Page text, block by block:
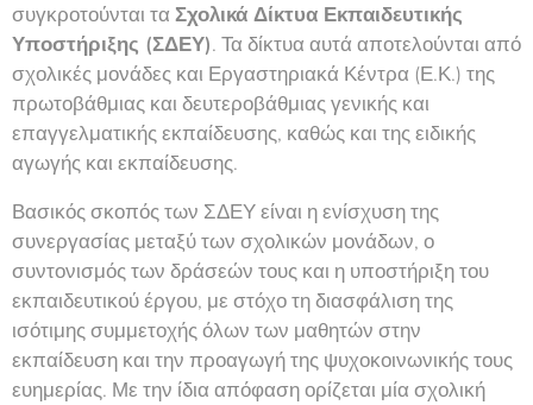
συγκροτούνται τα Σχολικά Δίκτυα Εκπαιδευτικής
Υποστήριξης (ΣΔΕΥ). Τα δίκτυα αυτά αποτελούνται από
σχολικές μονάδες και Εργαστηριακά Κέντρα (Ε.Κ.) της
πρωτοβάθμιας και δευτεροβάθμιας γενικής και
επαγγελματικής εκπαίδευσης, καθώς και της ειδικής
αγωγής και εκπαίδευσης.
Βασικός σκοπός των ΣΔΕΥ είναι η ενίσχυση της
συνεργασίας μεταξύ των σχολικών μονάδων, ο
συντονισμός των δράσεών τους και η υποστήριξη του
εκπαιδευτικού έργου, με στόχο τη διασφάλιση της
ισότιμης συμμετοχής όλων των μαθητών στην
εκπαίδευση και την προαγωγή της ψυχοκοινωνικής τους
ευημερίας. Με την ίδια απόφαση ορίζεται μία σχολική